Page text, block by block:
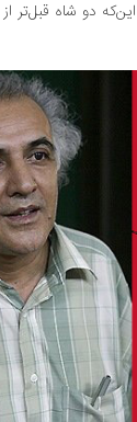
دو شاه قبل‌تر